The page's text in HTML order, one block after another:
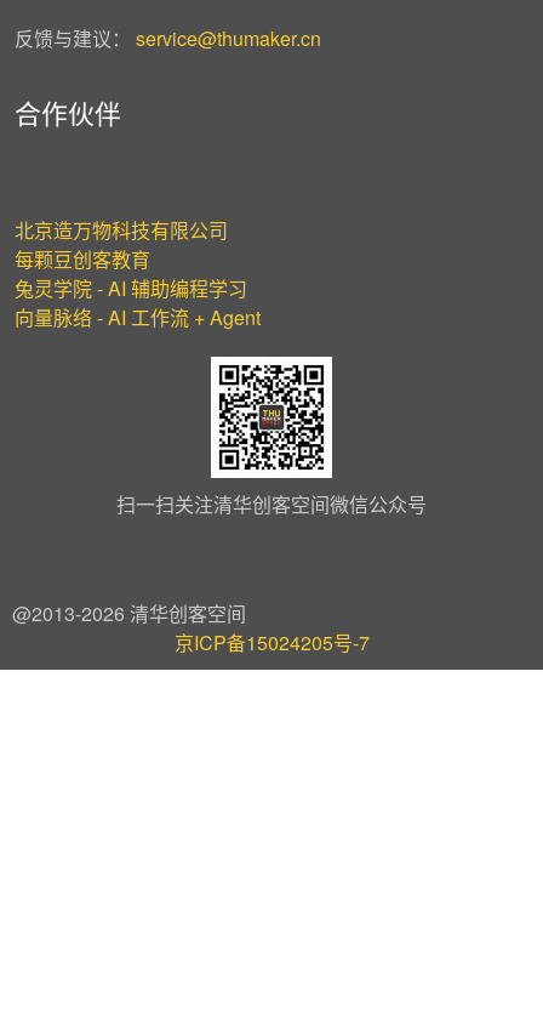
反馈与建议： service@thumaker.cn
合作伙伴
北京造万物科技有限公司
每颗豆创客教育
兔灵学院 - AI 辅助编程学习
向量脉络 - AI 工作流 + Agent
扫一扫关注清华创客空间微信公众号
@2013-2026 清华创客空间
京ICP备15024205号-7